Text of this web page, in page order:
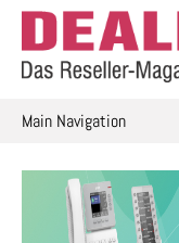
Skip
content
Main Navigation